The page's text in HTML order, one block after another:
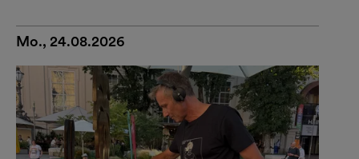
Mo., 24.08.2026